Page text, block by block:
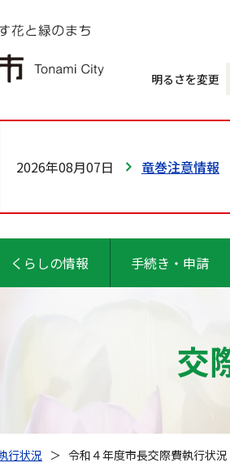
明るさを変更
2026年08月07日 竜巻注意情報
くらしの情報 手続き・申請
交
行状況 ＞ 令和４年度市長交際費執行状況